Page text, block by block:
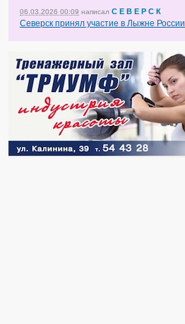
06.03.2026 00:09 написал С Е В Е Р С К
Северск принял участие в Лыжне России